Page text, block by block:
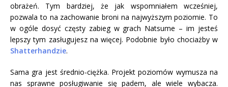
obrażeń. Tym bardziej, że jak wspomniałem wcześniej,
pozwala to na zachowanie broni na najwyższym poziomie. To
w ogóle dosyć częsty zabieg w grach Natsume – im jesteś
lepszy tym zasługujesz na więcej. Podobnie było chociażby w
Shatterhandzie.
Sama gra jest średnio-ciężka. Projekt poziomów wymusza na
nas sprawne posługiwanie się padem, ale wiele wybacza.